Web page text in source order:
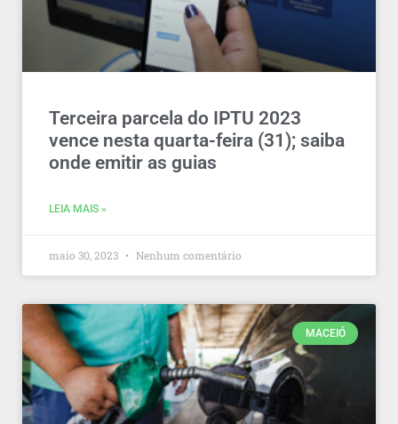
Terceira parcela do IPTU 2023
vence nesta quarta-feira (31); saiba
onde emitir as guias
LEIA MAIS »
maio 30, 2023 Nenhum comentário
MACEIÓ